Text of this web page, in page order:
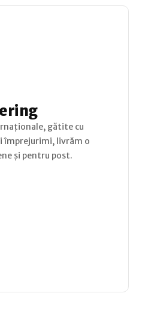
gătite cu
împrejurimi, livrăm o
și pentru post.